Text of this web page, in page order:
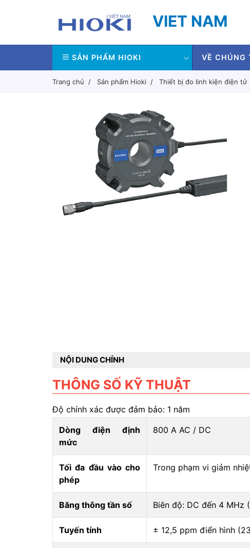
VIET NAM
SẢN PHẨM HIOKI VỀ CHÚNG
Trang chủ Sản phẩm Hioki Thiết bị đo linh kiện điện tử
NỘI DUNG CHÍNH
THÔNG SỐ KỸ THUẬT
Độ chính xác được đảm bảo: 1 năm
Dòng điện định
mức
800 A AC / DC
Tối đa đầu vào cho
phép
Trong phạm vi giảm
Băng thông tần số Biên độ: DC đến 4 MHz
Tuyến tính ± 12,5 ppm điển hình